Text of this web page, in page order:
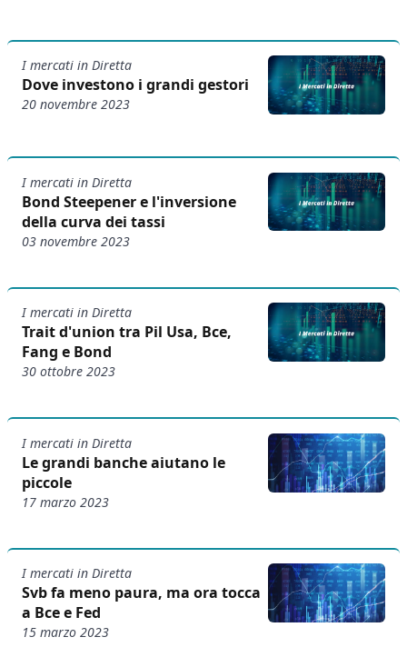
I mercati in Diretta
Dove investono i grandi gestori
20 novembre 2023
I mercati in Diretta
Bond Steepener e l'inversione
della curva dei tassi
03 novembre 2023
I mercati in Diretta
Trait d'union tra Pil Usa, Bce,
Fang e Bond
30 ottobre 2023
I mercati in Diretta
Le grandi banche aiutano le
piccole
17 marzo 2023
I mercati in Diretta
Svb fa meno paura, ma ora tocca
a Bce e Fed
15 marzo 2023